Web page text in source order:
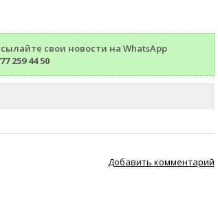
свои новости на WhatsApp
259 44 50
Добавить комментарий